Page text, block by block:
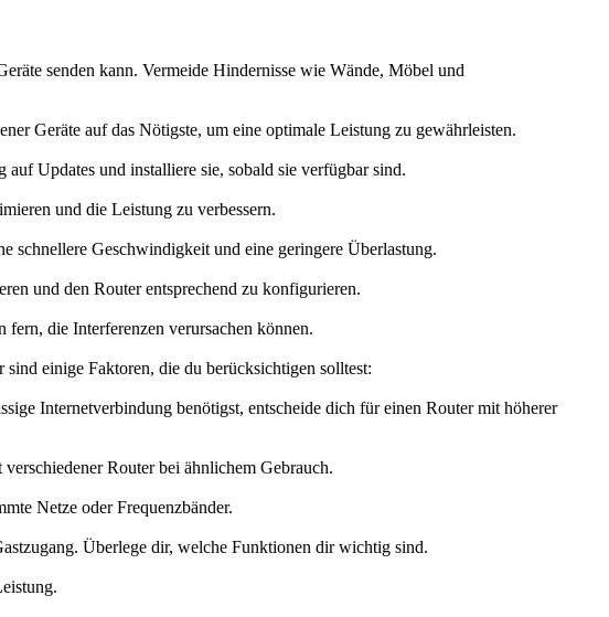
senden kann. Vermeide Hindernisse wie Wände, Möbel und
Geräte auf das Nötigste, um eine optimale Leistung zu gewährleisten.
Updates und installiere sie, sobald sie verfügbar sind.
und die Leistung zu verbessern.
schnellere Geschwindigkeit und eine geringere Überlastung.
und den Router entsprechend zu konfigurieren.
die Interferenzen verursachen können.
einige Faktoren, die du berücksichtigen solltest:
Internetverbindung benötigst, entscheide dich für einen Router mit höherer
Router bei ähnlichem Gebrauch.
Netze oder Frequenzbänder.
Überlege dir, welche Funktionen dir wichtig sind.